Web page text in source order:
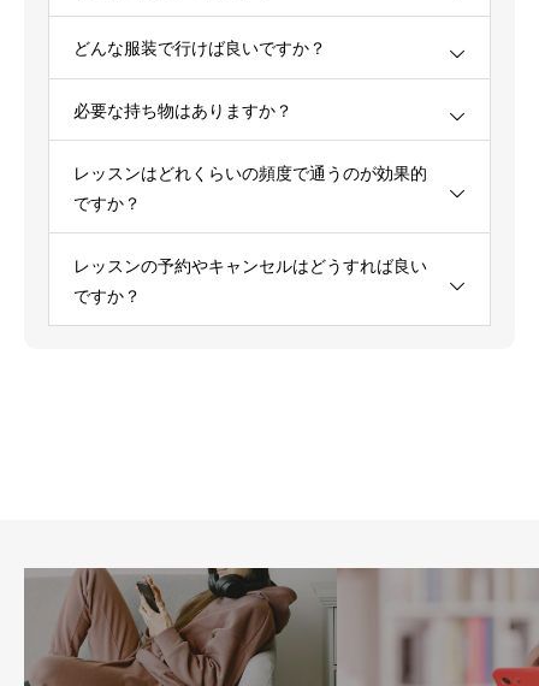
どんな服装で行けば良いですか？
必要な持ち物はありますか？
レッスンはどれくらいの頻度で通うのが効果的
ですか？
レッスンの予約やキャンセルはどうすれば良い
ですか？